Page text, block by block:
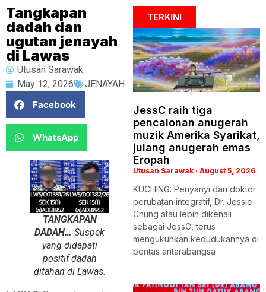
Tangkapan
dadah dan
ugutan jenayah
di Lawas
Utusan Sarawak
May 12, 2026
JENAYAH
Facebook
WhatsApp
TANGKAPAN
DADAH… Suspek
yang didapati
positif dadah
ditahan di Lawas.
TERKINI
JessC raih tiga
pencalonan anugerah
muzik Amerika Syarikat,
julang anugerah emas
Eropah
Utusan Sarawak August 5, 2026
KUCHING: Penyanyi dan doktor
perubatan integratif, Dr. Jessie
Chung atau lebih dikenali
sebagai JessC, terus
mengukuhkan kedudukannya di
pentas antarabangsa